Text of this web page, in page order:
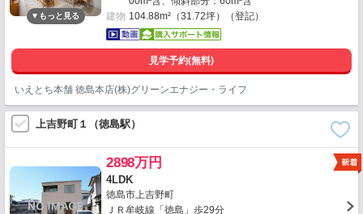
建物 104.88m²（31.72坪）（登記）
見学予約(無料)
いえとち本舗 徳島本店(株)グリーンエナジー・ライフ
上吉野町１（徳島駅）
2898万円
4LDK
徳島市上吉野町
ＪＲ牟岐線「徳島」歩29分